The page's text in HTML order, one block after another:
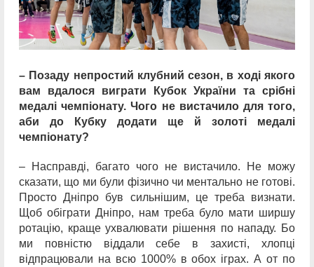
– Позаду непростий клубний сезон, в ході якого
вам вдалося виграти Кубок України та срібні
медалі чемпіонату. Чого не вистачило для того,
аби до Кубку додати ще й золоті медалі
чемпіонату?
– Насправді, багато чого не вистачило. Не можу
сказати, що ми були фізично чи ментально не готові.
Просто Дніпро був сильнішим, це треба визнати.
Щоб обіграти Дніпро, нам треба було мати ширшу
ротацію, краще ухвалювати рішення по нападу. Бо
ми повністю віддали себе в захисті, хлопці
відпрацювали на всю 1000% в обох іграх. А от по